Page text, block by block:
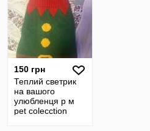
150 грн
Теплий светрик
на вашого
улюбленця р м
pet colecction